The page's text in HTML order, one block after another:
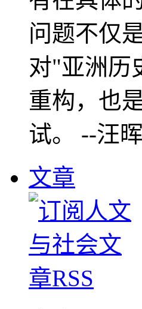
问题不仅
对"亚洲历
重构，也
试。 --汪
文章